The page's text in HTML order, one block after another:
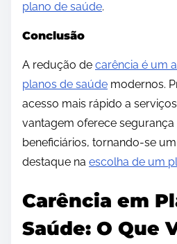
plano de saúde.
Conclusão
A redução de carência é um
planos de saúde modernos.
acesso mais rápido a
vantagem oferece
beneficiários, tornando-se
destaque na escolha de um
Carência em
Saúde: O Que